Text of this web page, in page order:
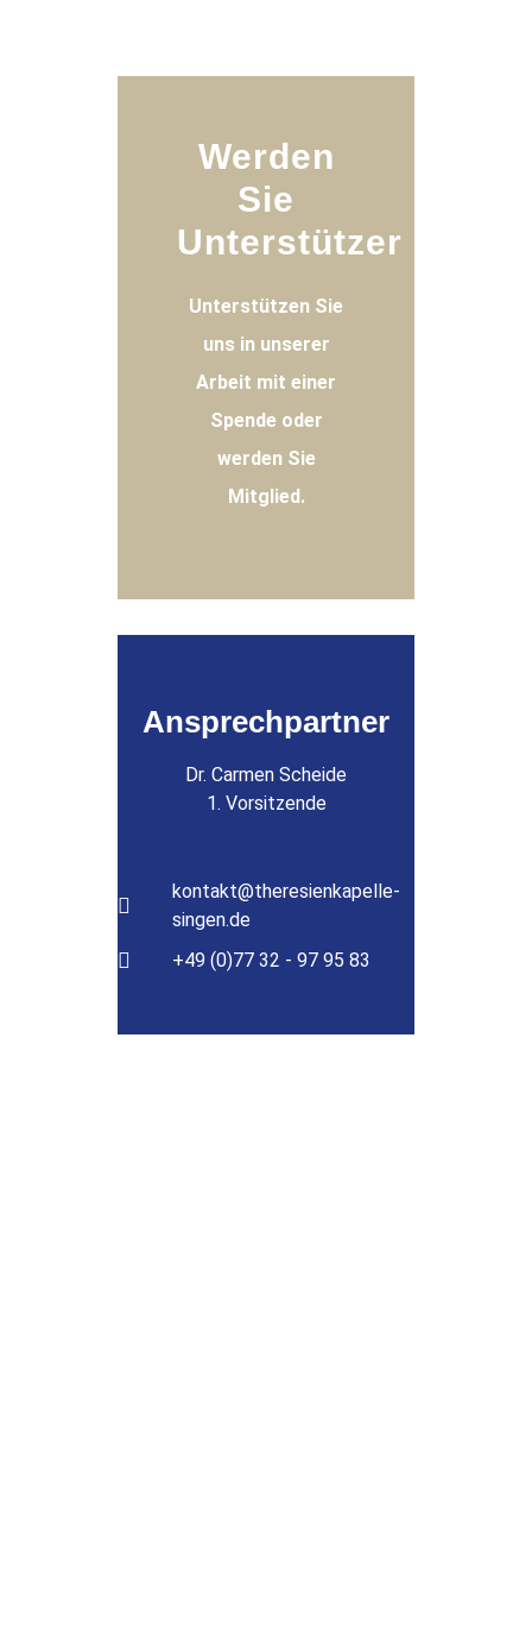
Werden
Sie
Unterstützer
Unterstützen Sie
uns in unserer
Arbeit mit einer
Spende oder
werden Sie
Mitglied.
Ansprechpartner
Dr. Carmen Scheide
1. Vorsitzende
kontakt@theresienkapelle-
singen.de
+49 (0)77 32 - 97 95 83